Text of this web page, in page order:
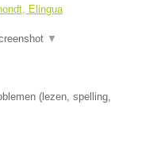
Elingua
▼
(lezen, spelling,